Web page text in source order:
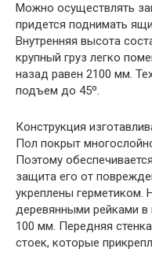
Можно осуществлять
придется поднимать
Внутренняя высота
крупный груз легко
назад равен 2100 мм.
подъем до 45º.
Конструкция
Пол покрыт
Поэтому
защита его от
укреплены герметиком.
деревянными рейками
100 мм. Передняя
стоек, которые